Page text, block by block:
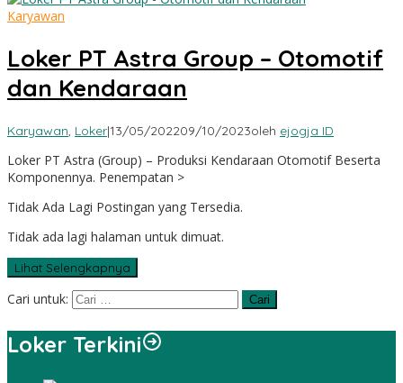
Karyawan
Loker PT Astra Group – Otomotif
dan Kendaraan
Karyawan, Loker|13/05/202209/10/2023oleh ejogja ID
Loker PT Astra (Group) – Produksi Kendaraan Otomotif Beserta
Komponennya. Penempatan >
Tidak Ada Lagi Postingan yang Tersedia.
Tidak ada lagi halaman untuk dimuat.
Lihat Selengkapnya
Cari untuk:
Loker Terkini